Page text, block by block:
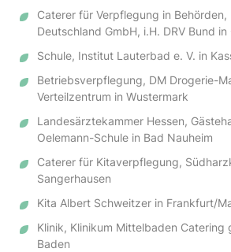
Caterer für Verpflegung in Behörden,
Deutschland GmbH, i.H. DRV Bund in
Schule, Institut Lauterbad e. V. in
Betriebsverpflegung, DM Drogerie-
Verteilzentrum in Wustermark
Landesärztekammer Hessen,
Oelemann-Schule in Bad Nauheim
Caterer für Kitaverpflegung,
Sangerhausen
Kita Albert Schweitzer in Frankfurt/
Klinik, Klinikum Mittelbaden Catering
Baden